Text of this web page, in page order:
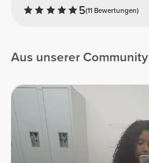
5(11 Bewertungen)
Aus unserer Community